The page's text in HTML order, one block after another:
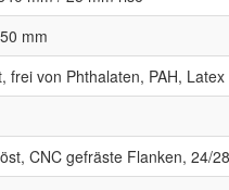
mm
frei von Phthalaten, PAH,
CNC gefräste Flanken, 24/